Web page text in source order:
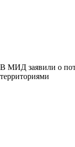
В МИД заявили о
территориями